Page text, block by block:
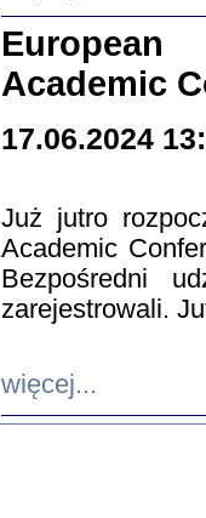
European
Academic
17.06.2024
Już jutro
Academic
Bezpośredni
zarejestrowali.
więcej...